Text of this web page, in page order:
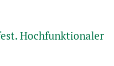
Hochfunktionaler